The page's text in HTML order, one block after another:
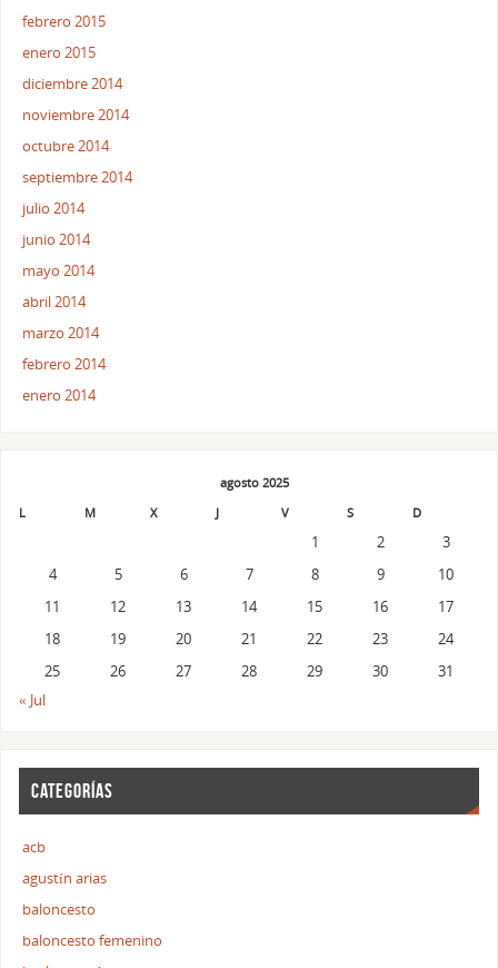
febrero 2015
enero 2015
diciembre 2014
noviembre 2014
octubre 2014
septiembre 2014
julio 2014
junio 2014
mayo 2014
abril 2014
marzo 2014
febrero 2014
enero 2014
agosto 2025
L
M X J V S D
1 2
3
4
5 6 7 8 9
10
11
12 13 14 15 16
17
18
19 20 21 22 23
24
25
26 27 28 29 30
31
« Jul
CATEGORÍAS
acb
agustín arias
baloncesto
baloncesto femenino